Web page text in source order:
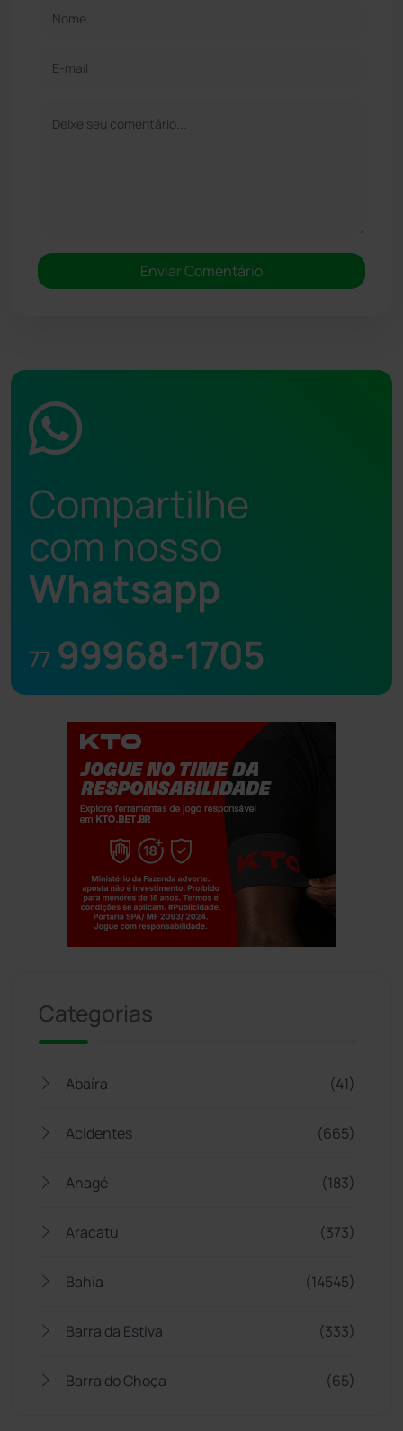
Compartilhe
com nosso
Whatsapp
77 99968-1705
Categorias
Abaíra (41)
Acidentes (665)
Anagé (183)
Aracatu (373)
Bahia (14545)
Barra da Estiva (333)
Barra do Choça (65)